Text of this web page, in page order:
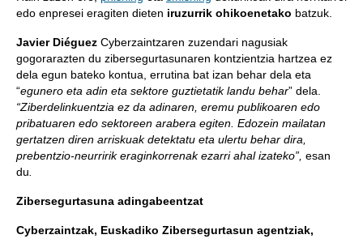
edo enpresei eragiten dieten iruzurrik ohikoenetako batzuk.
Javier Diéguez Cyberzaintzaren zuzendari nagusiak
gogorarazten du zibersegurtasunaren kontzientzia hartzea ez
dela egun bateko kontua, errutina bat izan behar dela eta
“egunero eta adin eta sektore guztietatik landu behar” dela.
“Ziberdelinkuentzia ez da adinaren, eremu publikoaren edo
pribatuaren edo sektoreen arabera egiten. Edozein mailatan
gertatzen diren arriskuak detektatu eta ulertu behar dira,
prebentzio-neurririk eraginkorrenak ezarri ahal izateko”, esan
du
Zibersegurtasuna adingabeentzat
Cyberzaintzak, Euskadiko Zibersegurtasun agentziak,